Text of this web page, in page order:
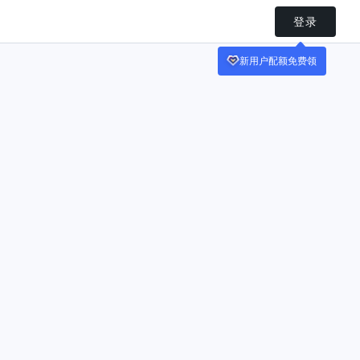
登录
新用户配额免费领